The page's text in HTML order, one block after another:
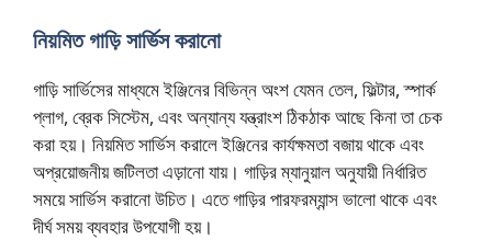
নিয়মিত গাড়ি সার্ভিস করানো
গাড়ি সার্ভিসের মাধ্যমে ইঞ্জিনের বিভিন্ন অংশ যেমন তেল, ফিল্টার, স্পার্ক
প্লাগ, ব্রেক সিস্টেম, এবং অন্যান্য যন্ত্রাংশ ঠিকঠাক আছে কিনা তা চেক
করা হয়। নিয়মিত সার্ভিস করালে ইঞ্জিনের কার্যক্ষমতা বজায় থাকে এবং
অপ্রয়োজনীয় জটিলতা এড়ানো যায়। গাড়ির ম্যানুয়াল অনুযায়ী নির্ধারিত
সময়ে সার্ভিস করানো উচিত। এতে গাড়ির পারফরম্যান্স ভালো থাকে এবং
দীর্ঘ সময় ব্যবহার উপযোগী হয়।